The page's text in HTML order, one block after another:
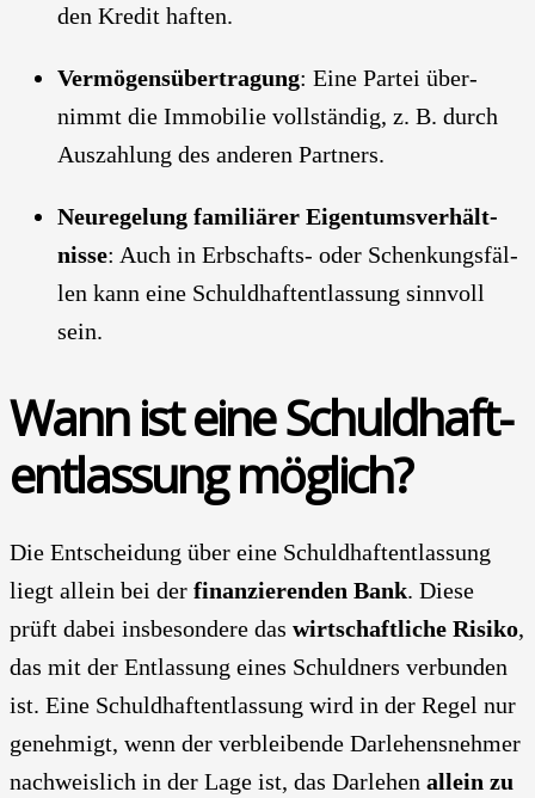
den Kre­dit haf­ten.
Ver­mö­gens­über­tra­gung: Eine Par­tei über­
nimmt die Immo­bi­lie voll­stän­dig, z. B. durch
Aus­zah­lung des ande­ren Part­ners.
Neu­re­ge­lung fami­liä­rer Eigen­tums­ver­hält­
nis­se: Auch in Erb­schafts- oder Schen­kungs­fäl­
len kann eine Schuld­haft­ent­las­sung sinn­voll
sein.
Wann ist eine Schuld­haft­
ent­las­sung mög­lich?
Die Ent­schei­dung über eine Schuld­haft­ent­las­sung
liegt allein bei der finan­zie­ren­den Bank. Die­se
prüft dabei ins­be­son­de­re das wirt­schaft­li­che Risi­ko,
das mit der Ent­las­sung eines Schuld­ners ver­bun­den
ist. Eine Schuld­haft­ent­las­sung wird in der Regel nur
geneh­migt, wenn der ver­blei­ben­de Dar­le­hens­neh­mer
nach­weis­lich in der Lage ist, das Dar­le­hen allein zu